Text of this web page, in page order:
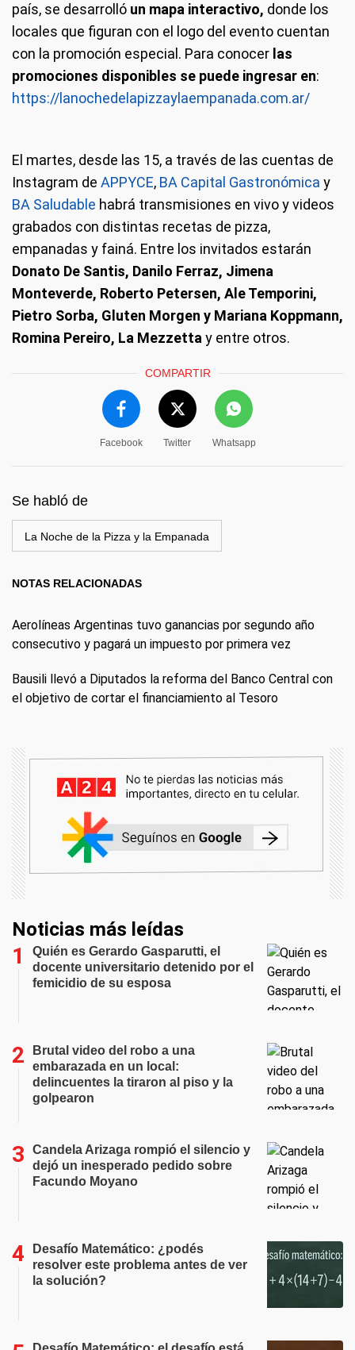
país, se desarrolló un mapa interactivo, donde los
locales que figuran con el logo del evento cuentan
con la promoción especial. Para conocer las
promociones disponibles se puede ingresar en:
https://lanochedelapizzaylaempanada.com.ar/
El martes, desde las 15, a través de las cuentas de
Instagram de APPYCE, BA Capital Gastronómica y
BA Saludable habrá transmisiones en vivo y videos
grabados con distintas recetas de pizza,
empanadas y fainá. Entre los invitados estarán
Donato De Santis, Danilo Ferraz, Jimena
Monteverde, Roberto Petersen, Ale Temporini,
Pietro Sorba, Gluten Morgen y Mariana Koppmann,
Romina Pereiro, La Mezzetta y entre otros.
COMPARTIR
Facebook Twitter Whatsapp
Se habló de
La Noche de la Pizza y la Empanada
NOTAS RELACIONADAS
Aerolíneas Argentinas tuvo ganancias por segundo año
consecutivo y pagará un impuesto por primera vez
Bausili llevó a Diputados la reforma del Banco Central con
el objetivo de cortar el financiamiento al Tesoro
Noticias más leídas
Quién es Gerardo Gasparutti, el
docente universitario detenido por el
femicidio de su esposa
Brutal video del robo a una
embarazada en un local:
delincuentes la tiraron al piso y la
golpearon
Candela Arizaga rompió el silencio y
dejó un inesperado pedido sobre
Facundo Moyano
Desafío Matemático: ¿podés
resolver este problema antes de ver
la solución?